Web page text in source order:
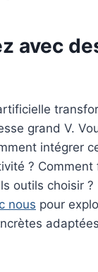
avec
grand V.
intégrer
? Comment
outils choisir ?
nous pour